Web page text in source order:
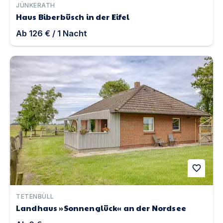
JÜNKERATH
Haus Biberbüsch in der Eifel
Ab 126 € / 1 Nacht
Landhaus »Sonnenglück« an der Nordsee | Unterkunft
favorite
TETENBÜLL
Landhaus »Sonnenglück« an der Nordsee